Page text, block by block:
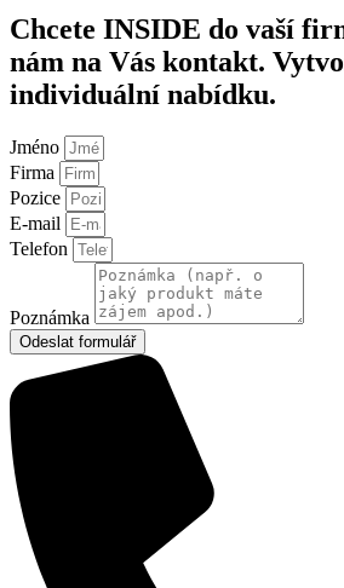
Chcete INSIDE do vaší
nám na Vás kontakt.
individuální nabídku.
Jméno
Firma
Pozice
E-mail
Telefon
Poznámka
Odeslat formulář